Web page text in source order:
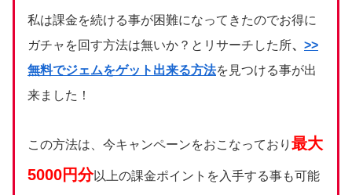
私は課金を続ける事が困難になってきたのでお得に
ガチャを回す方法は無いか？とリサーチした所、 >>
無料でジェムをゲット出来る方法を見つける事が出
来ました！
この方法は、今キャンペーンをおこなっており 最大
5000円分以上の課金ポイントを入手する事も可能